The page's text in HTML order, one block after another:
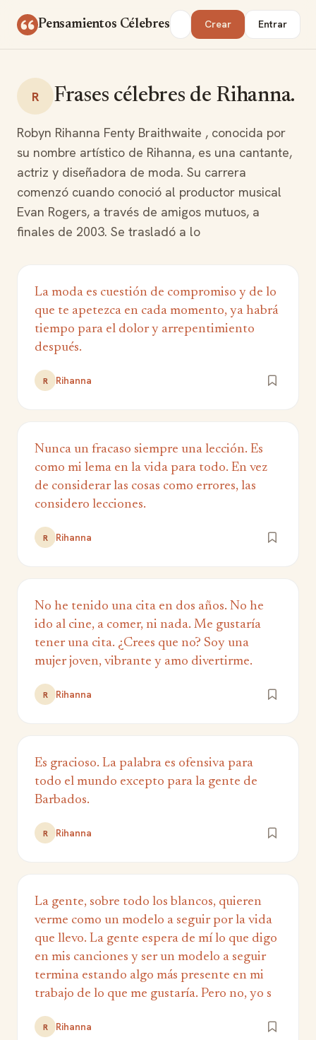
Pensamientos Célebres Buscar Crear Entrar
R Frases célebres de Rihanna.
Robyn Rihanna Fenty Braithwaite , conocida por
su nombre artístico de Rihanna, es una cantante,
actriz y diseñadora de moda. Su carrera
comenzó cuando conoció al productor musical
Evan Rogers, a través de amigos mutuos, a
finales de 2003. Se trasladó a lo
La moda es cuestión de compromiso y de lo
que te apetezca en cada momento, ya habrá
tiempo para el dolor y arrepentimiento
después.
R Rihanna
Nunca un fracaso siempre una lección. Es
como mi lema en la vida para todo. En vez
de considerar las cosas como errores, las
considero lecciones.
R Rihanna
No he tenido una cita en dos años. No he
ido al cine, a comer, ni nada. Me gustaría
tener una cita. ¿Crees que no? Soy una
mujer joven, vibrante y amo divertirme.
R Rihanna
Es gracioso. La palabra es ofensiva para
todo el mundo excepto para la gente de
Barbados.
R Rihanna
La gente, sobre todo los blancos, quieren
verme como un modelo a seguir por la vida
que llevo. La gente espera de mí lo que digo
en mis canciones y ser un modelo a seguir
termina estando algo más presente en mi
trabajo de lo que me gustaría. Pero no, yo s
R Rihanna